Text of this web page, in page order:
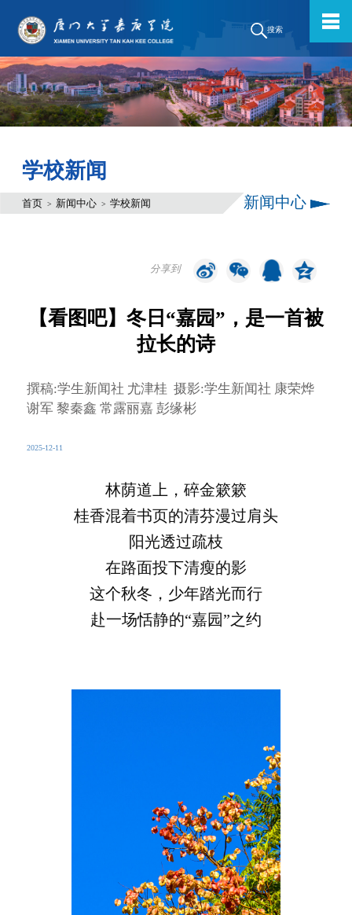
搜索
学校新闻
首页 > 新闻中心 > 学校新闻 新闻中心
分享到
【看图吧】冬日“嘉园”，是一首被
拉长的诗
撰稿:学生新闻社 尤津桂 摄影:学生新闻社 康荣烨
谢军 黎秦鑫 常露丽嘉 彭缘彬
2025-12-11
林荫道上，碎金簌簌
桂香混着书页的清芬漫过肩头
阳光透过疏枝
在路面投下清瘦的影
这个秋冬，少年踏光而行
赴一场恬静的“嘉园”之约